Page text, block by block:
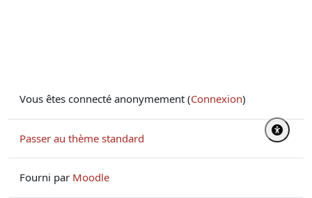
Vous êtes connecté anonymement (Connexion)
Passer au thème standard
Fourni par Moodle